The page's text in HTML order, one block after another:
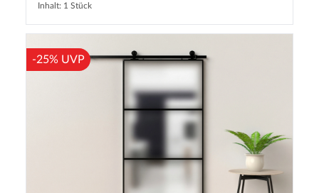
Inhalt: 1 Stück
-25% UVP